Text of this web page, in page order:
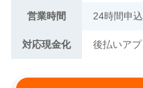
営業時間 24時間申
対応現金化 後払いア